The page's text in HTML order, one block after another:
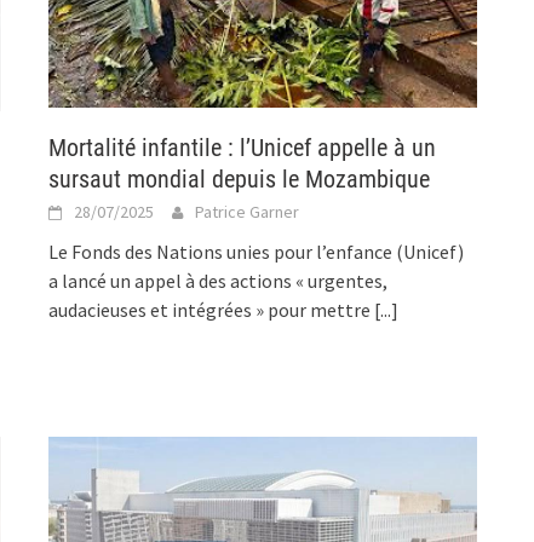
Mortalité infantile : l’Unicef appelle à un
sursaut mondial depuis le Mozambique
28/07/2025 Patrice Garner
Le Fonds des Nations unies pour l’enfance (Unicef)
a lancé un appel à des actions « urgentes,
audacieuses et intégrées » pour mettre [...]